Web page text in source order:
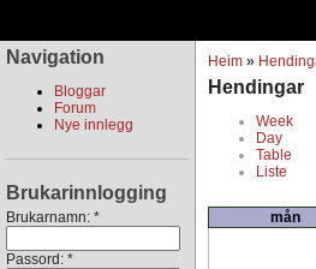
Navigation
Bloggar
Forum
Nye innlegg
Brukarinnlogging
Brukarnamn: *
Passord: *
Heim »
Hendingar
Week
Day
Table
Liste
mån